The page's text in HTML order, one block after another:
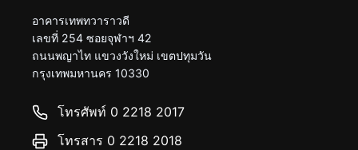
อาคารเทพทวาราวดี
เลขที่ 254 ซอยจุฬาฯ 42
ถนนพญาไท แขวงวังใหม่ เขตปทุมวัน
กรุงเทพมหานคร 10330
โทรศัพท์ 0 2218 2017
โทรสาร 0 2218 2018